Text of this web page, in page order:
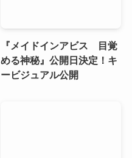
『メイドインアビス 目覚
める神秘』公開日決定！キ
ービジュアル公開